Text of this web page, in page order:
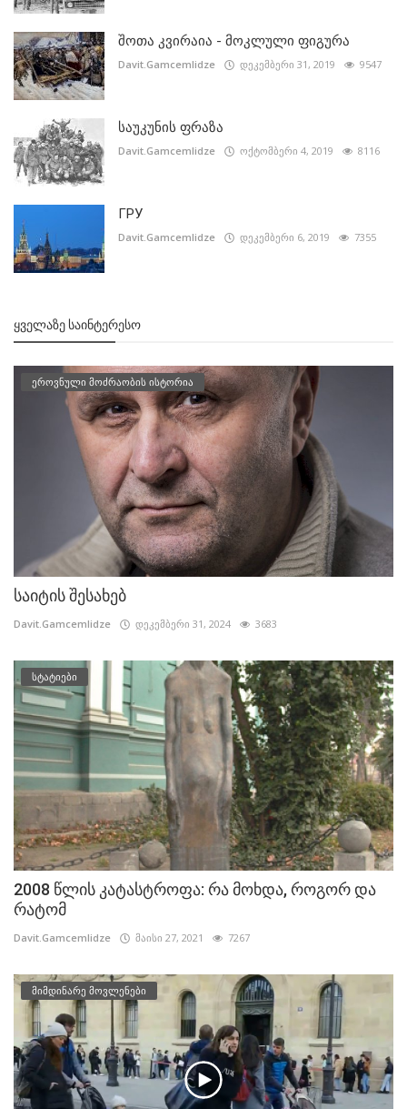
შოთა კვირაია - მოკლული ფიგურა
Davit.Gamcemlidze დეკემბერი 31, 2019 9547
საუკუნის ფრაზა
Davit.Gamcemlidze ოქტომბერი 4, 2019 8116
ГРУ
Davit.Gamcemlidze დეკემბერი 6, 2019 7355
ᲧᲕᲔᲚᲐᲖᲔ ᲡᲐᲘᲜᲢᲔᲠᲔᲡᲝ
ეროვნული მოძრაობის ისტორია
საიტის შესახებ
Davit.Gamcemlidze დეკემბერი 31, 2024 3683
სტატიები
2008 წლის კატასტროფა: რა მოხდა, როგორ და
რატომ
Davit.Gamcemlidze მაისი 27, 2021 7267
მიმდინარე მოვლენები